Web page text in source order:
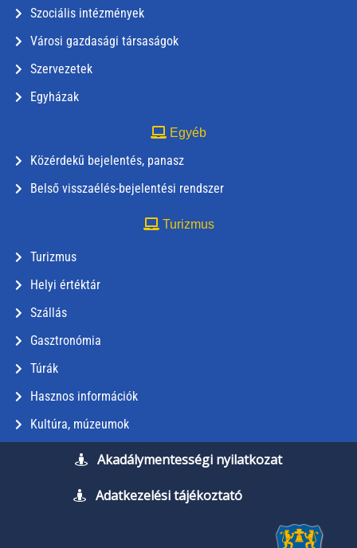
Szociális intézmények
Városi gazdasági társaságok
Szervezetek
Egyházak
Egyéb
Közérdekű bejelentés, panasz
Belső visszaélés-bejelentési rendszer
Turizmus
Turizmus
Helyi értéktár
Szállás
Gasztronómia
Túrák
Hasznos információk
Kultúra, múzeumok
Akadálymentességi nyilatkozat
Adatkezelési tájékoztató